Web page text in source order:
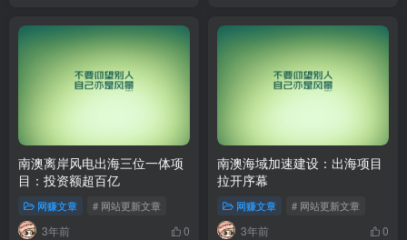
南澳离岸风电出海三位一体项
目：投资额超百亿
网赚文章 # 网站更新文章
3年前 0
南澳海域加速建设：出海项目
拉开序幕
网赚文章 # 网站更新文章
3年前 0